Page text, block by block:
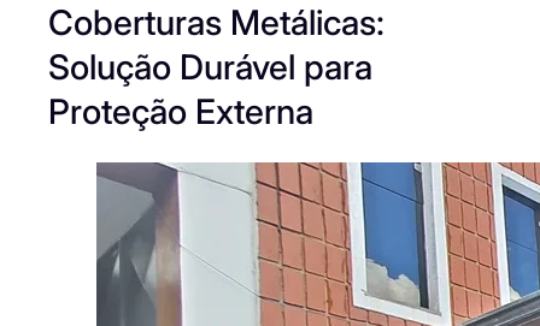
Coberturas Metálicas:
Solução Durável para
Proteção Externa